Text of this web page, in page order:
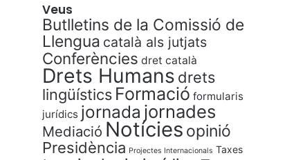
Veus
Butlletins de la Comissió de
Llengua català als jutjats
Conferències dret català
Drets Humans drets
lingüístics Formació formularis
jurídics jornada jornades
Mediació Notícies opinió
Presidència Projectes Internacionals Taxes